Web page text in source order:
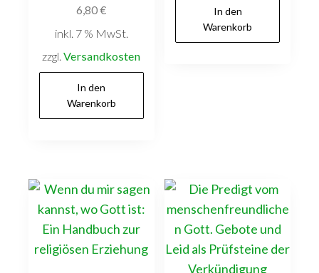
6,80€
inkl. 7 % MwSt.
zzgl.Versandkosten
In den
Warenkorb
In den
Warenkorb